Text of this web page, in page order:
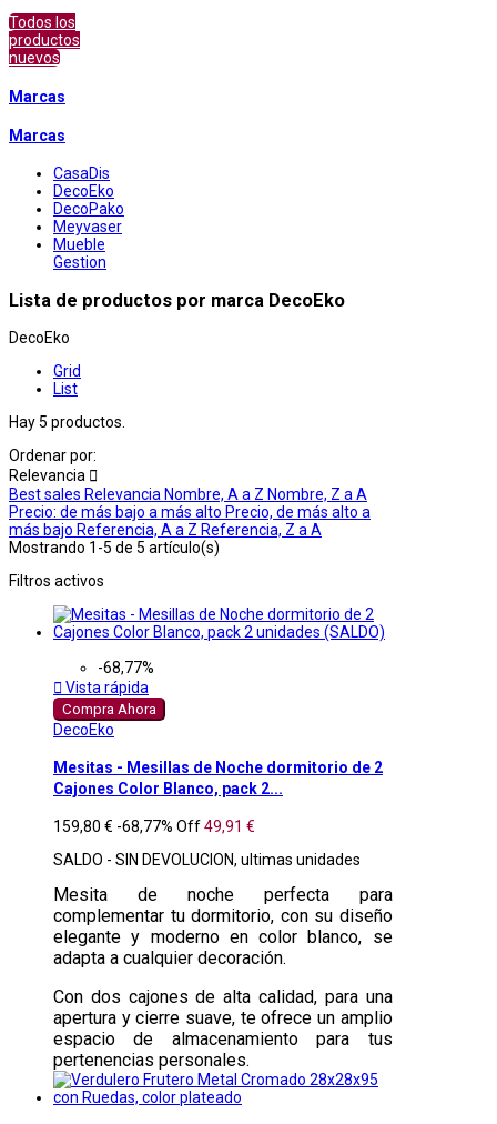
Todos los
productos
nuevos
Marcas
Marcas
CasaDis
DecoEko
DecoPako
Meyvaser
Mueble
Gestion
Lista de productos por marca DecoEko
DecoEko
Grid
List
Hay 5 productos.
Ordenar por:
Relevancia 
Best sales Relevancia Nombre, A a Z Nombre, Z a A
Precio: de más bajo a más alto Precio, de más alto a
más bajo Referencia, A a Z Referencia, Z a A
Mostrando 1-5 de 5 artículo(s)
Filtros activos
-68,77%
 Vista rápida
Compra Ahora
DecoEko
Mesitas - Mesillas de Noche dormitorio de 2
Cajones Color Blanco, pack 2...
159,80 € -68,77% Off49,91 €
SALDO - SIN DEVOLUCION, ultimas unidades
Mesita de noche perfecta para
complementar tu dormitorio, con su diseño
elegante y moderno en color blanco, se
adapta a cualquier decoración.
Con dos cajones de alta calidad, para una
apertura y cierre suave, te ofrece un amplio
espacio de almacenamiento para tus
pertenencias personales.